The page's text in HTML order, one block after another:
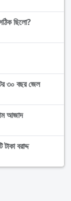
ছিলো?
৩০ বছর জেল
আজাদ
বরাদ্দ